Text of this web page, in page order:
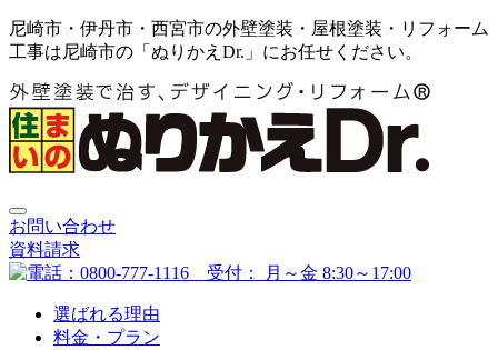
尼崎市・伊丹市・西宮市の外壁塗装・屋根塗装・リフォーム
工事は尼崎市の「ぬりかえDr.」にお任せください。
お問い合わせ
資料請求
選ばれる理由
料金・プラン